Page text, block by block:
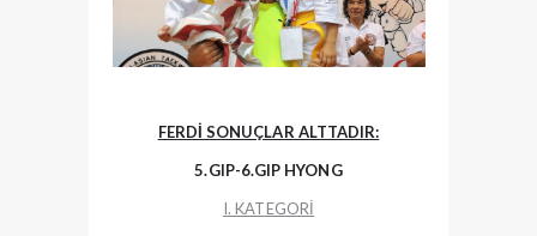
FERDİ SONUÇLAR ALTTADIR:
5.GIP-6.GIP HYONG
I. KATEGORİ